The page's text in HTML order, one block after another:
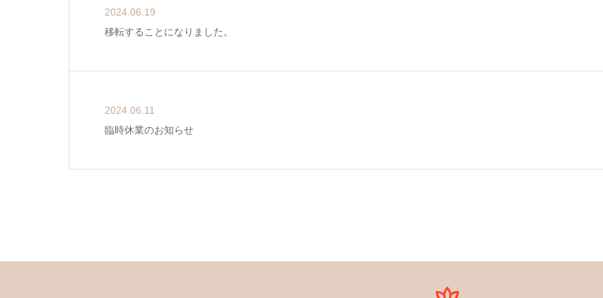
2024.06.19
移転することになりました。
2024.06.11
臨時休業のお知らせ